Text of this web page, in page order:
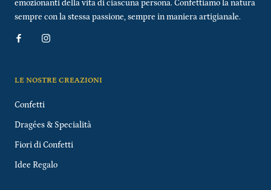
emozionanti della vita di ciascuna persona. Confettiamo la natura
sempre con la stessa passione, sempre in maniera artigianale.
LE NOSTRE CREAZIONI
Confetti
Dragées & Specialità
Fiori di Confetti
Idee Regalo